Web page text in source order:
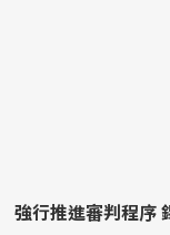
強行推進審判程序